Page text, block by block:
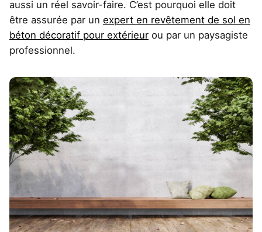
aussi un réel savoir-faire. C’est pourquoi elle doit
être assurée par un expert en revêtement de sol en
béton décoratif pour extérieur ou par un paysagiste
professionnel.